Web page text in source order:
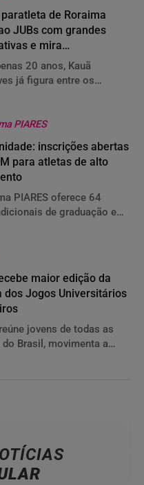
de Roraima
JUBs com grandes
e mira
após medalha
20 anos, Kauã
já figura entre os
PIARES
inscrições abertas
para atletas de alto
PIARES oferece 64
de graduação e
maior edição da
dos Jogos Universitários
jovens de todas as
Brasil, movimenta a